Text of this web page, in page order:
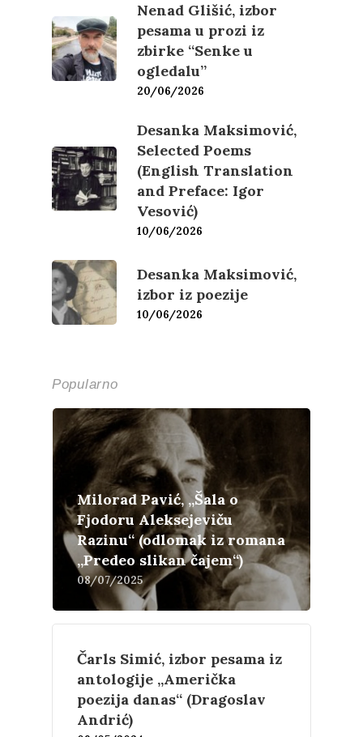
Nenad Glišić, izbor
pesama u prozi iz
zbirke “Senke u
ogledalu”
20/06/2026
Desanka Maksimović,
Selected Poems
(English Translation
and Preface: Igor
Vesović)
10/06/2026
Desanka Maksimović,
izbor iz poezije
10/06/2026
Popularno
Milorad Pavić, „Šala o
Fjodoru Aleksejeviču
Razinu“ (odlomak iz romana
„Predeo slikan čajem“)
08/07/2025
Čarls Simić, izbor pesama iz
antologije „Američka
poezija danas“ (Dragoslav
Andrić)